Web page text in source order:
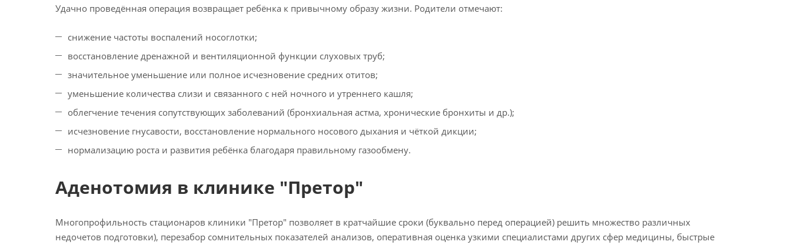
Удачно проведённая операция возвращает ребёнка к привычному образу жизни. Родители отмечают:
снижение частоты воспалений носоглотки;
восстановление дренажной и вентиляционной функции слуховых труб;
значительное уменьшение или полное исчезновение средних отитов;
уменьшение количества слизи и связанного с ней ночного и утреннего кашля;
облегчение течения сопутствующих заболеваний (бронхиальная астма, хронические бронхиты и др.);
исчезновение гнусавости, восстановление нормального носового дыхания и чёткой дикции;
нормализацию роста и развития ребёнка благодаря правильному газообмену.
Аденотомия в клинике "Претор"
Многопрофильность стационаров клиники "Претор" позволяет в кратчайшие сроки (буквально перед операцией) решить множество различных
недочетов подготовки), перезабор сомнительных показателей анализов, оперативная оценка узкими специалистами других сфер медицины, быстрые